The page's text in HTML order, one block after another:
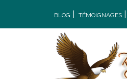
BLOG TÉMOIGNAGES